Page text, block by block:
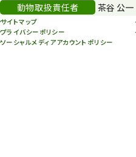
動物取扱責任者
茶谷 公一
サイトマップ
プライバシーポリシー
ソーシャルメディアアカウントポリシー